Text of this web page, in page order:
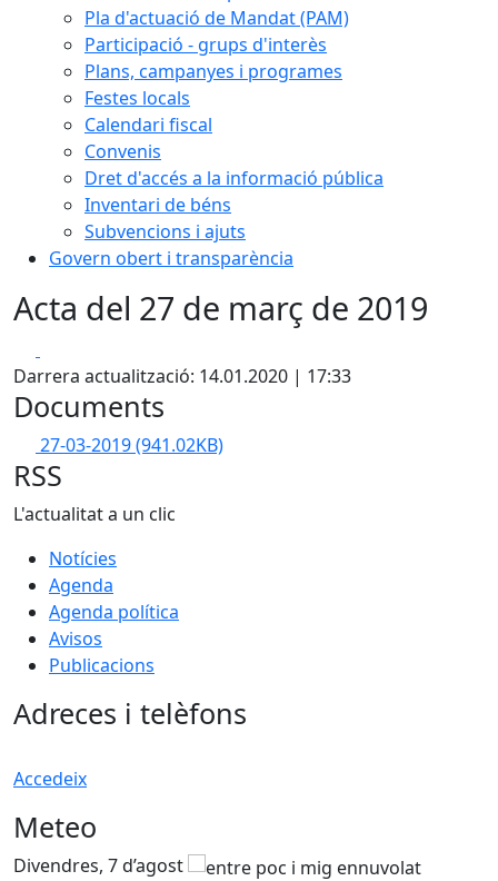
Pla d'actuació de Mandat (PAM)
Participació - grups d'interès
Plans, campanyes i programes
Festes locals
Calendari fiscal
Convenis
Dret d'accés a la informació pública
Inventari de béns
Subvencions i ajuts
Govern obert i transparència
Acta del 27 de març de 2019
Darrera actualització: 14.01.2020 | 17:33
Documents
27-03-2019(941.02KB)
RSS
L'actualitat a un clic
Notícies
Agenda
Agenda política
Avisos
Publicacions
Adreces i telèfons
Accedeix
Meteo
Divendres, 7 d’agost